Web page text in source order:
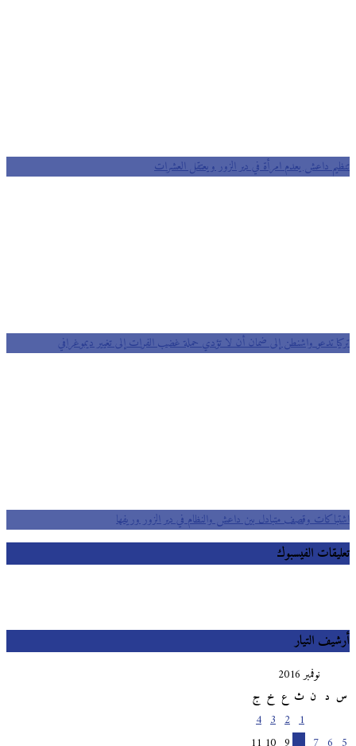
تنظيم داعش يعدم امرأة في دير الزور ويعتقل العشرات
تركيا تدعو واشنطن إلى ضمان أن لا تؤدي حملة غضب الفرات إلى تغيير ديموغرافي
اشتباكات وقصف متبادل بين داعش والنظام في دير الزور وريفها
تعليقات الفيسبوك
أرشيف التيار
نوفمبر 2016
س
ث خ ج